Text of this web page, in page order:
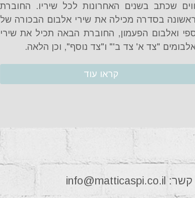
שכתב בשנים האחרונות לכל שיריו. החוברת
בסדרה מכילה את שירי אלבום הבכורה של
ואלבום הפעמון, החוברת הבאה תכיל את שירי
"צד א' צד ב'" ו"צד נוסף", וכן הלאה.
קראו עוד
קשר: info@matticaspi.co.il